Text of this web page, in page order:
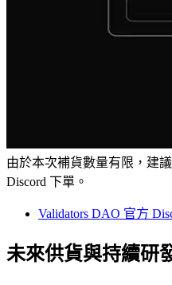
由於本次補貨數量有限，建
Discord 下單。
Validators DAO 官方
未來供貨與持續研